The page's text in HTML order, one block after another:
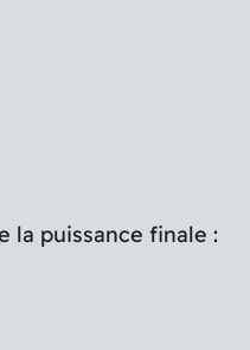
la puissance finale :